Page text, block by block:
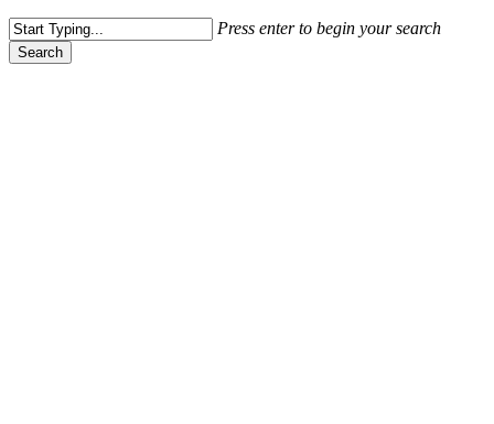
Press enter to begin your search
Search